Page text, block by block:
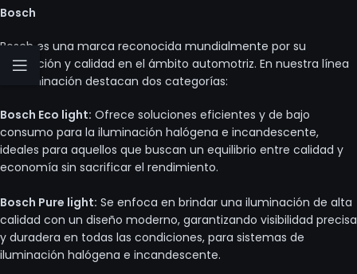
Bosch
Bosch es una marca reconocida mundialmente por su
innovación y calidad en el ámbito automotriz. En nuestra línea
de iluminación destacan dos categorías:
Bosch Eco light: Ofrece soluciones eficientes y de bajo
consumo para la iluminación halógena e incandescente,
ideales para aquellos que buscan un equilibrio entre calidad y
economía sin sacrificar el rendimiento.
Bosch Pure light: Se enfoca en brindar una iluminación de alta
calidad con un diseño moderno, garantizando visibilidad precisa
y duradera en todas las condiciones, para sistemas de
iluminación halógena e incandescente.